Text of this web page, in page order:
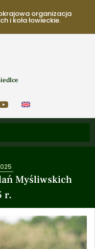
organizacja
i koła łowieckie.
Myśliwskich
r.